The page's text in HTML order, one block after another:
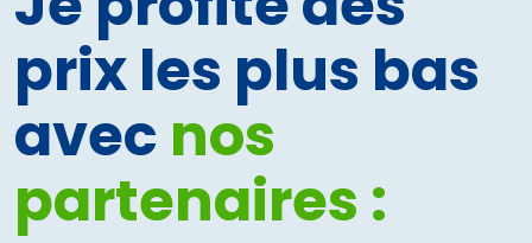
prix les plus bas
avec nos
partenaires :